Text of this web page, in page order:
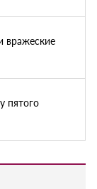
вражеские
пятого